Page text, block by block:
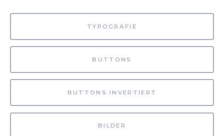
TYPOGRAFIE
BUTTONS
BUTTONS INVERTIERT
BILDER